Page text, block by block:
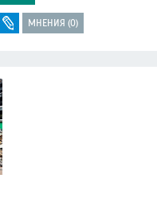
МНЕНИЯ (0)